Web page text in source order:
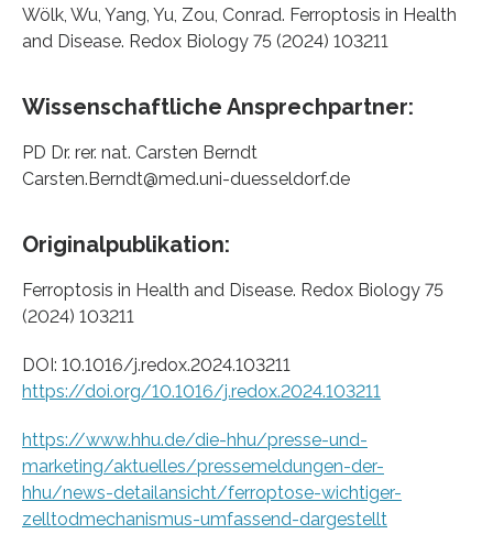
Wölk, Wu, Yang, Yu, Zou, Conrad. Ferroptosis in Health
and Disease. Redox Biology 75 (2024) 103211
Wissenschaftliche Ansprechpartner:
PD Dr. rer. nat. Carsten Berndt
Carsten.Berndt@med.uni-duesseldorf.de
Originalpublikation:
Ferroptosis in Health and Disease. Redox Biology 75
(2024) 103211
DOI: 10.1016/j.redox.2024.103211
https://doi.org/10.1016/j.redox.2024.103211
https://www.hhu.de/die-hhu/presse-und-
marketing/aktuelles/pressemeldungen-der-
hhu/news-detailansicht/ferroptose-wichtiger-
zelltodmechanismus-umfassend-dargestellt